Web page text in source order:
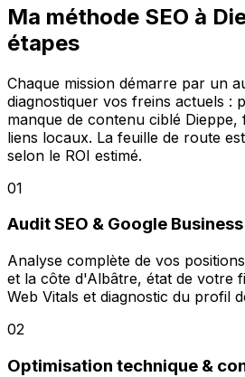
Ma méthode SEO à
étapes
Chaque mission démarre par un
diagnostiquer vos freins actuels :
manque de contenu ciblé
liens locaux. La feuille de route
selon le ROI estimé.
01
Audit SEO & Google
Analyse complète de vos
et la côte d'Albâtre, état de votre
Web Vitals et diagnostic du profil
02
Optimisation technique &